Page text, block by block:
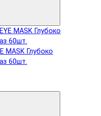
MASK Глубоко
60шт.